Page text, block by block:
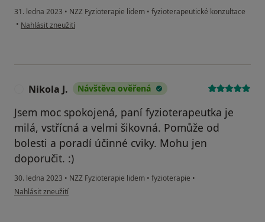
31. ledna 2023 • NZZ Fyzioterapie lidem • fyzioterapeutické konzultace
• podle názoru uživatele J.P.
Nahlásit zneužití
Nikola J. Návštěva ověřená
Jsem moc spokojená, paní fyzioterapeutka je
milá, vstřícná a velmi šikovná. Pomůže od
bolesti a poradí účinné cviky. Mohu jen
doporučit. :)
30. ledna 2023 • NZZ Fyzioterapie lidem • fyzioterapie •
podle názoru uživatele Nikola J.
Nahlásit zneužití